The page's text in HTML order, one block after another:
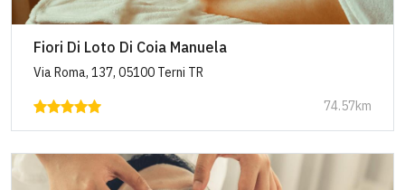
Fiori Di Loto Di Coia Manuela
Via Roma, 137, 05100 Terni TR
74.57km